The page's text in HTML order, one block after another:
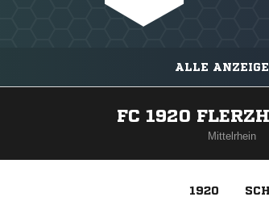
ALLE
FC 1920
Mittelrhein
1920